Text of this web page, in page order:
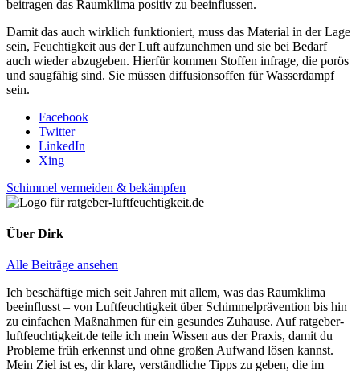
beitragen das Raumklima positiv zu beeinflussen.
Damit das auch wirklich funktioniert, muss das Material in der Lage
sein, Feuchtigkeit aus der Luft aufzunehmen und sie bei Bedarf
auch wieder abzugeben. Hierfür kommen Stoffen infrage, die porös
und saugfähig sind. Sie müssen diffusionsoffen für Wasserdampf
sein.
Facebook
Twitter
LinkedIn
Xing
Schimmel vermeiden & bekämpfen
Über Dirk
Alle Beiträge ansehen
Ich beschäftige mich seit Jahren mit allem, was das Raumklima
beeinflusst – von Luftfeuchtigkeit über Schimmelprävention bis hin
zu einfachen Maßnahmen für ein gesundes Zuhause. Auf ratgeber-
luftfeuchtigkeit.de teile ich mein Wissen aus der Praxis, damit du
Probleme früh erkennst und ohne großen Aufwand lösen kannst.
Mein Ziel ist es, dir klare, verständliche Tipps zu geben, die im